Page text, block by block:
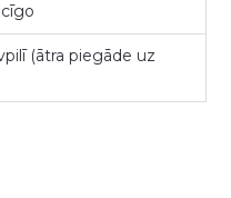
(ātra piegāde uz